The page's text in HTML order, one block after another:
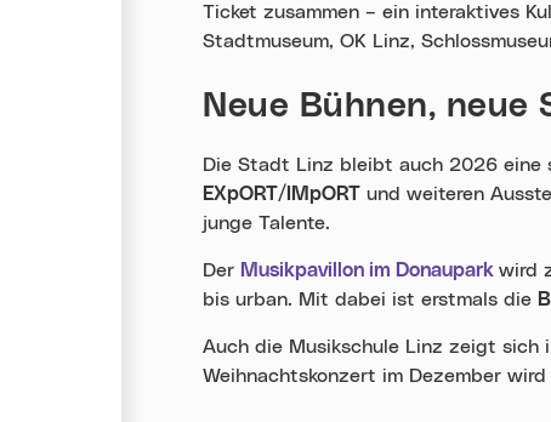
Ticket zusammen – ein interaktives
Stadtmuseum, OK Linz,
Neue Bühnen, neue
Die Stadt Linz bleibt auch 2026 eine
EXpORT/IMpORT und weiteren
junge Talente.
Der Musikpavillon im Donaupark wird
bis urban. Mit dabei ist erstmals die
Auch die Musikschule Linz zeigt sich
Weihnachtskonzert im Dezember